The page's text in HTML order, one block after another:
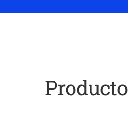
Producto